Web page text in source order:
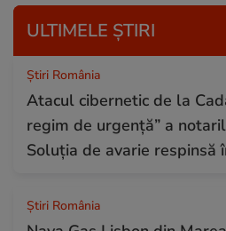
ULTIMELE ȘTIRI
Știri România
Atacul cibernetic de la
regim de urgență” a
Soluția de avarie respinsă
Știri România